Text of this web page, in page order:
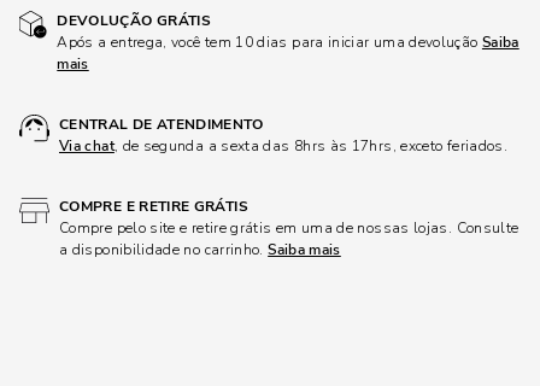
DEVOLUÇÃO GRÁTIS
Após a entrega, você tem 10 dias para iniciar uma devolução Saiba
mais
CENTRAL DE ATENDIMENTO
Via chat, de segunda a sexta das 8hrs às 17hrs, exceto feriados.
COMPRE E RETIRE GRÁTIS
Compre pelo site e retire grátis em uma de nossas lojas. Consulte
a disponibilidade no carrinho.Saiba mais